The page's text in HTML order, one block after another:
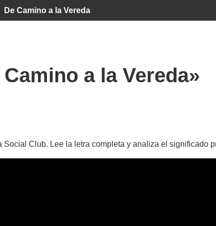
De Camino a la Vereda
Camino a la Vereda»
Club. Lee la letra completa y analiza el significado